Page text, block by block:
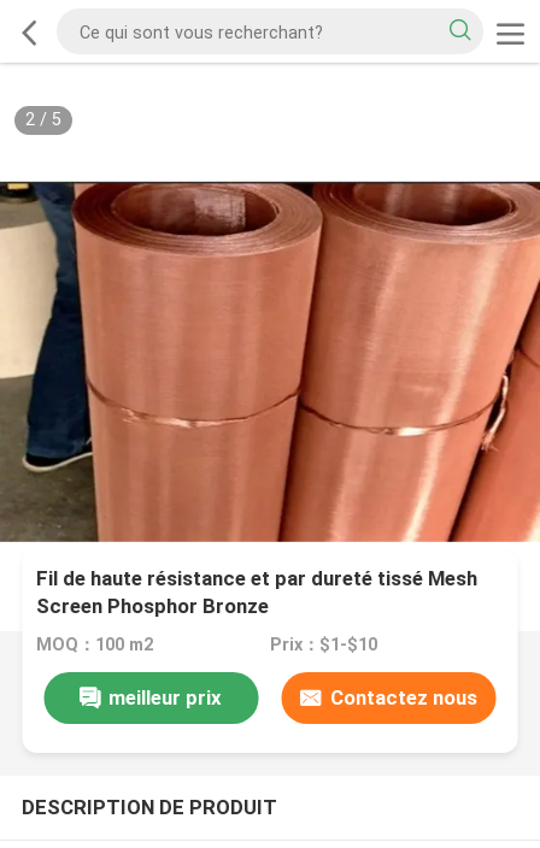
2/ 5
Fil de haute résistance et par dureté tissé Mesh
Screen Phosphor Bronze
MOQ：100 m2 Prix：$1-$10
meilleur prix Contactez nous
DESCRIPTION DE PRODUIT